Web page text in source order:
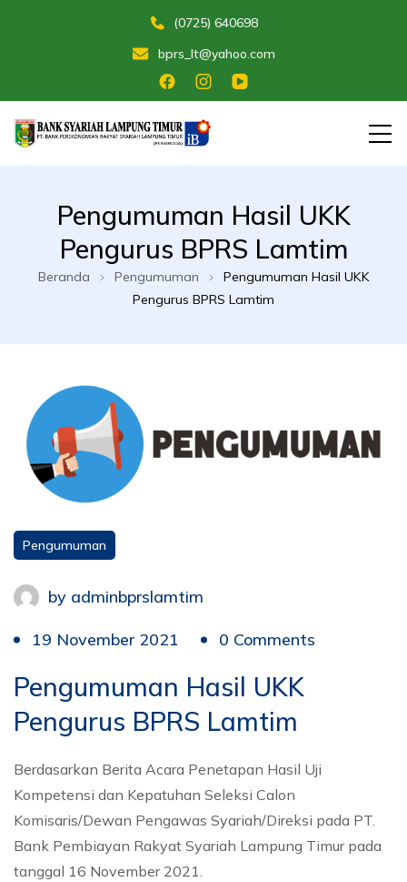
(0725) 640698
bprs_lt@yahoo.com
Lampung Timur
Pengumuman Hasil UKK
Pengurus BPRS Lamtim
Beranda Pengumuman
Pengumuman Hasil UKK
Pengurus BPRS Lamtim
Pengumuman
by adminbprslamtim
19 November 2021 0 Comments
Pengumuman Hasil UKK
Pengurus BPRS Lamtim
Berdasarkan Berita Acara Penetapan Hasil Uji
Kompetensi dan Kepatuhan Seleksi Calon
Komisaris/Dewan Pengawas Syariah/Direksi pada PT.
Bank Pembiayan Rakyat Syariah Lampung Timur pada
tanggal 16 November 2021.